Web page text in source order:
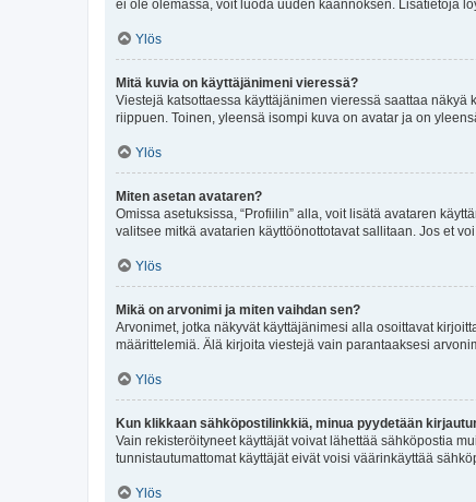
ei ole olemassa, voit luoda uuden käännöksen. Lisätietoja
Ylös
Mitä kuvia on käyttäjänimeni vieressä?
Viestejä katsottaessa käyttäjänimen vieressä saattaa
riippuen. Toinen, yleensä isompi kuva on avatar ja on
Ylös
Miten asetan avataren?
Omissa asetuksissa, “Profiilin” alla, voit lisätä avataren
valitsee mitkä avatarien käyttöönottotavat sallitaan. Jos et
Ylös
Mikä on arvonimi ja miten vaihdan sen?
Arvonimet, jotka näkyvät käyttäjänimesi alla osoittavat
määrittelemiä. Älä kirjoita viestejä vain parantaaksesi
Ylös
Kun klikkaan sähköpostilinkkiä, minua pyydetään
Vain rekisteröityneet käyttäjät voivat lähettää sähköpostia
tunnistautumattomat käyttäjät eivät voisi väärinkäyttää
Ylös